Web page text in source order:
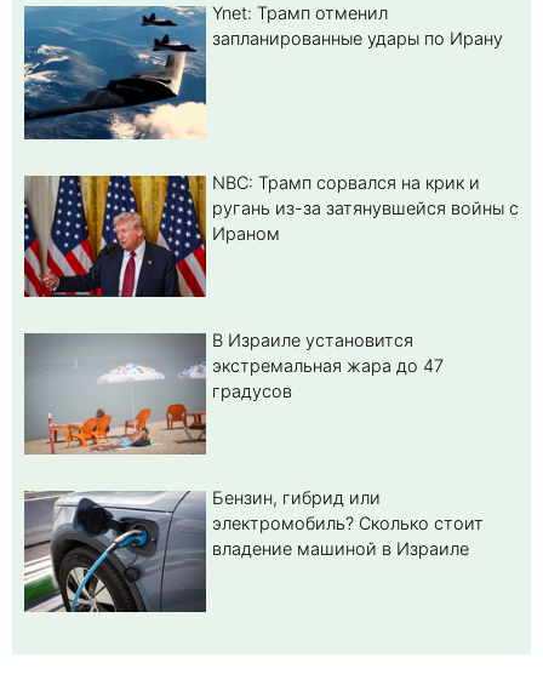
Ynet: Трамп отменил
запланированные удары по Ирану
NBC: Трамп сорвался на крик и
ругань из-за затянувшейся войны с
Ираном
В Израиле установится
экстремальная жара до 47
градусов
Бензин, гибрид или
электромобиль? Cколько стоит
владение машиной в Израиле